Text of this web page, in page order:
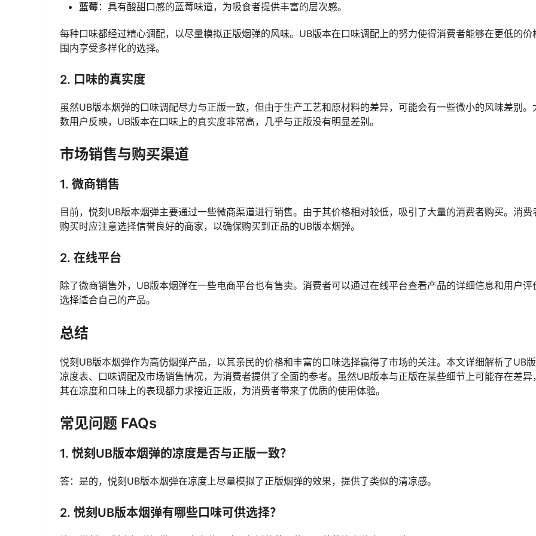
蓝莓：具有酸甜口感的蓝莓味道，为吸食者提供丰富的层次感。
每种口味都经过精心调配，以尽量模拟正版烟弹的风味。UB版本在口味调配上的努力使得消费者能够在更低的价
围内享受多样化的选择。
2. 口味的真实度
虽然UB版本烟弹的口味调配尽力与正版一致，但由于生产工艺和原材料的差异，可能会有一些微小的风味差别。
数用户反映，UB版本在口味上的真实度非常高，几乎与正版没有明显差别。
市场销售与购买渠道
1. 微商销售
目前，悦刻UB版本烟弹主要通过一些微商渠道进行销售。由于其价格相对较低，吸引了大量的消费者购买。消费
购买时应注意选择信誉良好的商家，以确保购买到正品的UB版本烟弹。
2. 在线平台
除了微商销售外，UB版本烟弹在一些电商平台也有售卖。消费者可以通过在线平台查看产品的详细信息和用户评
选择适合自己的产品。
总结
悦刻UB版本烟弹作为高仿烟弹产品，以其亲民的价格和丰富的口味选择赢得了市场的关注。本文详细解析了UB
凉度表、口味调配及市场销售情况，为消费者提供了全面的参考。虽然UB版本与正版在某些细节上可能存在差异
其在凉度和口味上的表现都力求接近正版，为消费者带来了优质的使用体验。
常见问题 FAQs
1. 悦刻UB版本烟弹的凉度是否与正版一致？
答：是的，悦刻UB版本烟弹在凉度上尽量模拟了正版烟弹的效果，提供了类似的清凉感。
2. 悦刻UB版本烟弹有哪些口味可供选择？